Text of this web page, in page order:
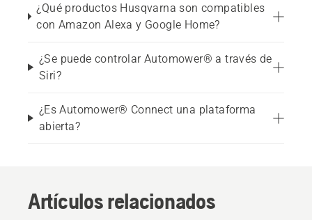
¿Qué productos Husqvarna son compatibles
con Amazon Alexa y Google Home?
¿Se puede controlar Automower® a través de
Siri?
¿Es Automower® Connect una plataforma
abierta?
Artículos relacionados